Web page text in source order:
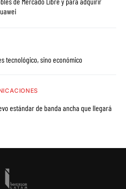
tecnológico, sino económico
estándar de banda ancha que llegará